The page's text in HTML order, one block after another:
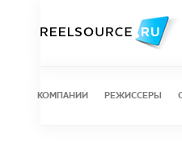
КОМПАНИИ РЕЖИССЕРЫ